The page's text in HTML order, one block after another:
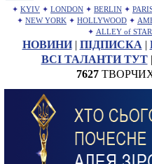
✦ KYIV ✦ LONDON ✦ BERLIN ✦
✦ NEW YORK ✦ HOLLYWOOD ✦
✦ ALLEY of
НОВИНИ| ПІДПИСКА |
ВСІ ТАЛАНТИ ТУТ|
7627ТВОРЧИХ